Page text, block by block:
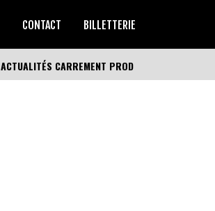
CONTACT BILLETTERIE
ACTUALITÉS CARREMENT PROD